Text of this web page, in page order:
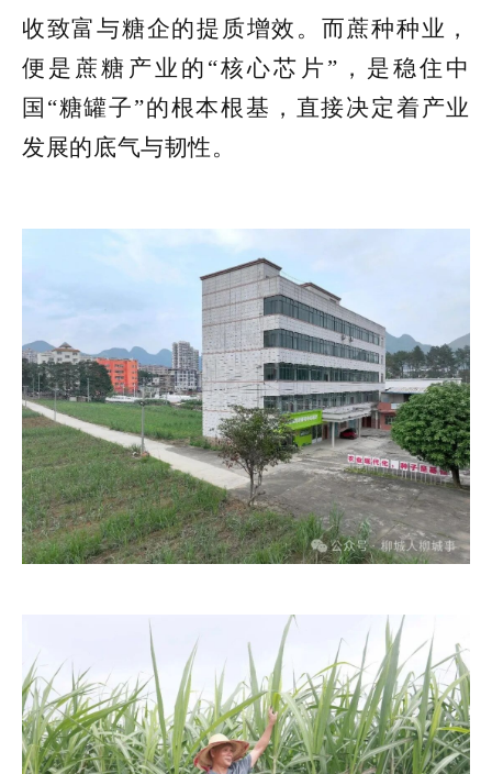
收致富与糖企的提质增效。而蔗种种业，
便是蔗糖产业的“核心芯片”，是稳住中
国“糖罐子”的根本根基，直接决定着产业
发展的底气与韧性。